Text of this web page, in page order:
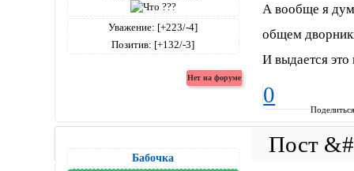
Уважение: [+223/-4]
Позитив: [+132/-3]
А вообще я
общем
И выдается это
0
Бабочка